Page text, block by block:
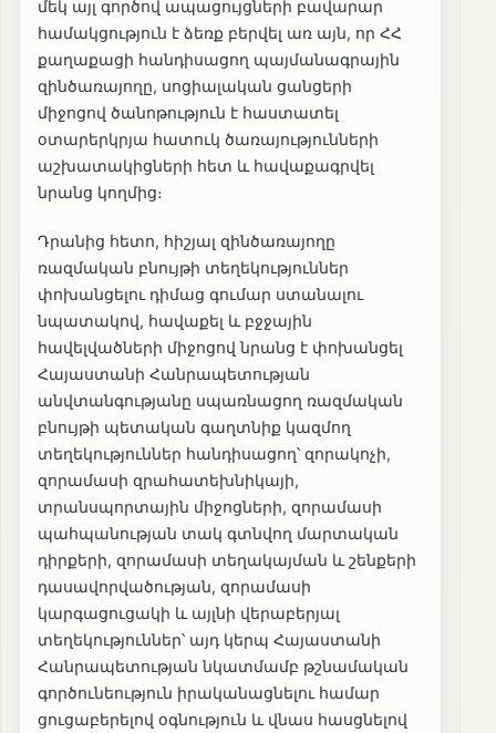
մեկ այլ գործով ապացույցների բավարար
համակցություն է ձեռք բերվել առ այն, որ ՀՀ
քաղաքացի հանդիսացող պայմանագրային
զինծառայողը, սոցիալական ցանցերի
միջոցով ծանոթություն է հաստատել
օտարերկրյա հատուկ ծառայությունների
աշխատակիցների հետ և հավաքագրվել
նրանց կողմից։
Դրանից հետո, հիշյալ զինծառայողը
ռազմական բնույթի տեղեկություններ
փոխանցելու դիմաց գումար ստանալու
նպատակով, հավաքել և բջջային
հավելվածների միջոցով նրանց է փոխանցել
Հայաստանի Հանրապետության
անվտանգությանը սպառնացող ռազմական
բնույթի պետական գաղտնիք կազմող
տեղեկություններ հանդիսացող՝ զորակոչի,
զորամասի զրահատեխնիկայի,
տրանսպորտային միջոցների, զորամասի
պահպանության տակ գտնվող մարտական
դիրքերի, զորամասի տեղակայման և շենքերի
դասավորվածության, զորամասի
կարգացուցակի և այլնի վերաբերյալ
տեղեկություններ՝ այդ կերպ Հայաստանի
Հանրապետության նկատմամբ թշնամական
գործունեություն իրականացնելու համար
ցուցաբերելով օգնություն և վնաս հասցնելով